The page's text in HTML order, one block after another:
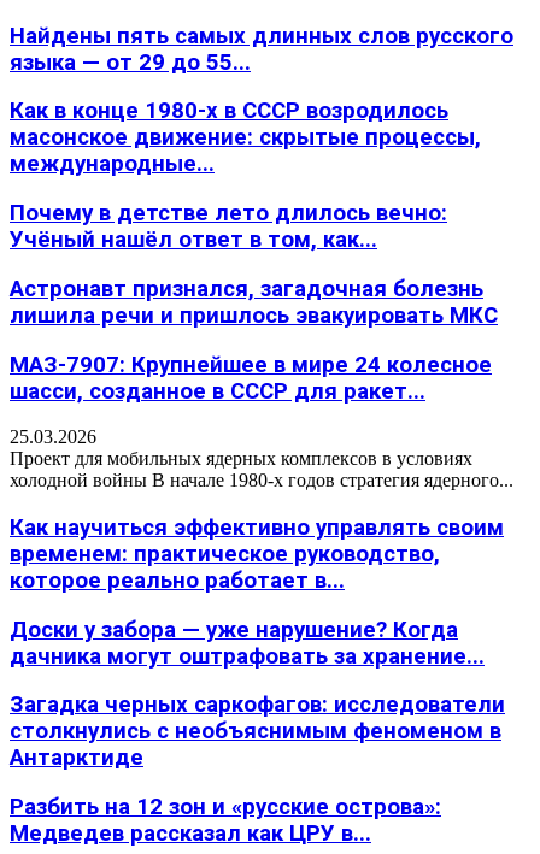
Найдены пять самых длинных слов русского
языка — от 29 до 55...
Как в конце 1980-х в СССР возродилось
масонское движение: скрытые процессы,
международные...
Почему в детстве лето длилось вечно:
Учёный нашёл ответ в том, как...
Астронавт признался, загадочная болезнь
лишила речи и пришлось эвакуировать МКС
МАЗ-7907: Крупнейшее в мире 24 колесное
шасси, созданное в СССР для ракет...
25.03.2026
Проект для мобильных ядерных комплексов в условиях
холодной войны В начале 1980-х годов стратегия ядерного...
Как научиться эффективно управлять своим
временем: практическое руководство,
которое реально работает в...
Доски у забора — уже нарушение? Когда
дачника могут оштрафовать за хранение...
Загадка черных саркофагов: исследователи
столкнулись с необъяснимым феноменом в
Антарктиде
Разбить на 12 зон и «русские острова»:
Медведев рассказал как ЦРУ в...